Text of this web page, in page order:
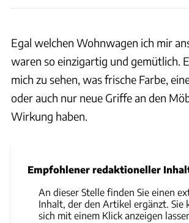
Egal welchen Wohnwagen ich mir
waren so einzigartig und gemütlich.
mich zu sehen, was frische Farbe,
oder auch nur neue Griffe an den
Wirkung haben.
Empfohlener redaktioneller
An dieser Stelle finden Sie einen
Inhalt, der den Artikel ergänzt. Sie
sich mit einem Klick anzeigen